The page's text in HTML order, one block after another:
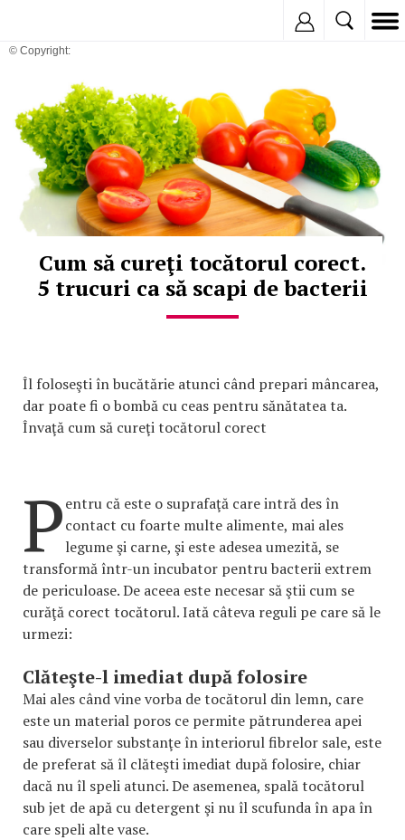
© Copyright:
Cum să cureţi tocătorul corect.
5 trucuri ca să scapi de bacterii
Îl foloseşti în bucătărie atunci când prepari mâncarea,
dar poate fi o bombă cu ceas pentru sănătatea ta.
Învaţă cum să cureţi tocătorul corect
Pentru că este o suprafaţă care intră des în
contact cu foarte multe alimente, mai ales
legume şi carne, şi este adesea umezită, se
transformă într-un incubator pentru bacterii extrem
de periculoase. De aceea este necesar să ştii cum se
curăţă corect tocătorul. Iată câteva reguli pe care să le
urmezi:
Clăteşte-l imediat după folosire
Mai ales când vine vorba de tocătorul din lemn, care
este un material poros ce permite pătrunderea apei
sau diverselor substanţe în interiorul fibrelor sale, este
de preferat să îl clăteşti imediat după folosire, chiar
dacă nu îl speli atunci. De asemenea, spală tocătorul
sub jet de apă cu detergent şi nu îl scufunda în apa în
care speli alte vase.